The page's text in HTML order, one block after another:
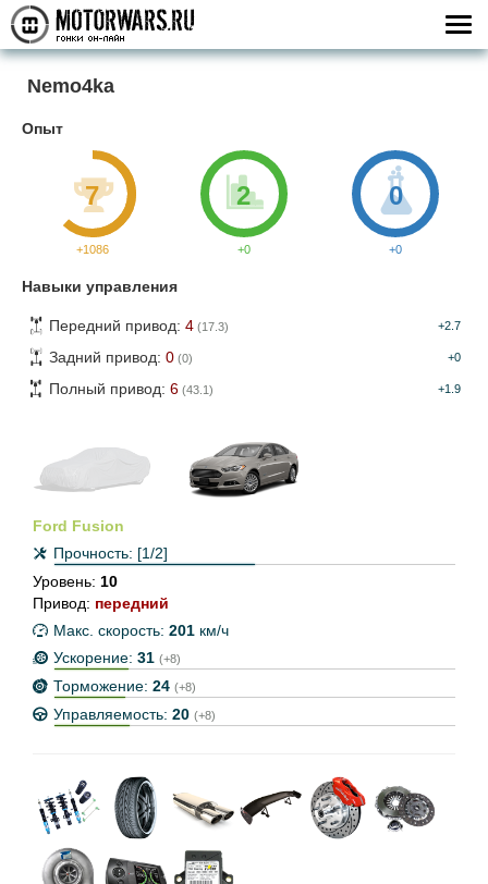
Nemo4ka
Опыт
7
+1086
2
+0
0
+0
Навыки управления
Передний привод: 4 (17.3) +2.7
Задний привод: 0 (0) +0
Полный привод: 6 (43.1) +1.9
Ford Fusion
Прочность: [1/2]
Уровень: 10
Привод: передний
Макс. скорость: 201 км/ч
Ускорение: 31 (+8)
Торможение: 24 (+8)
Управляемость: 20 (+8)